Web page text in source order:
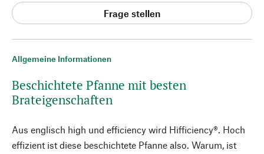
Allgemeine Informationen
Beschichtete Pfanne mit besten
Brateigenschaften
Aus englisch high und efficiency wird Hifficiency®. Hoch
effizient ist diese beschichtete Pfanne also. Warum, ist
Frage stellen